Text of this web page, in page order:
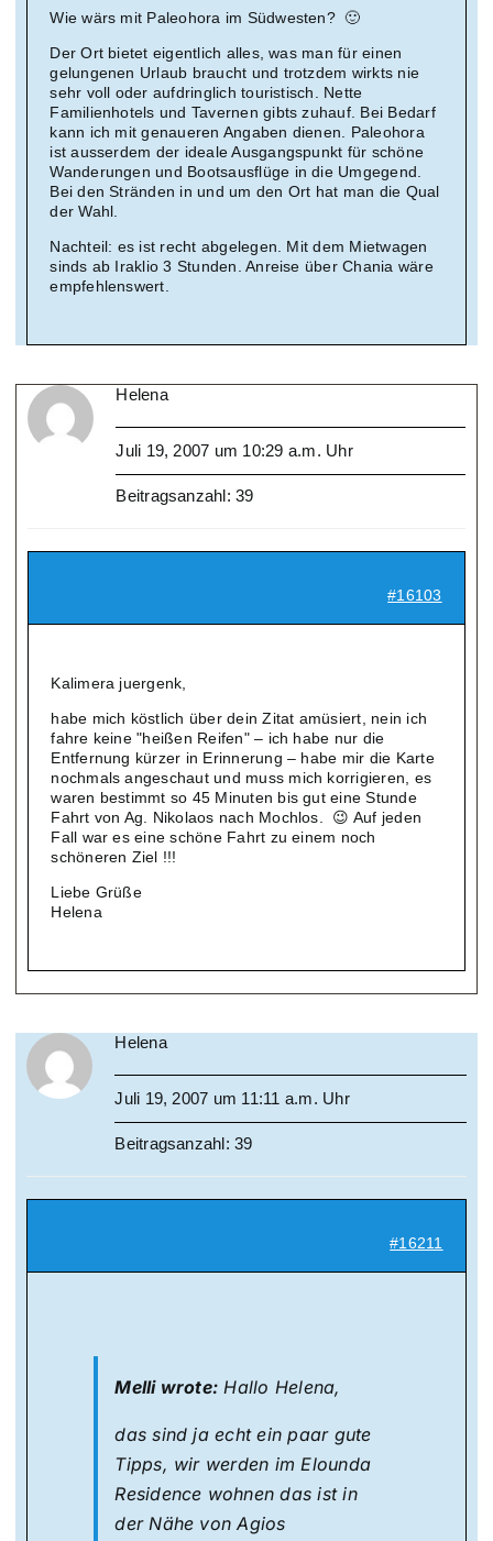
Wie wärs mit Paleohora im Südwesten? 🙂
Der Ort bietet eigentlich alles, was man für einen
gelungenen Urlaub braucht und trotzdem wirkts nie
sehr voll oder aufdringlich touristisch. Nette
Familienhotels und Tavernen gibts zuhauf. Bei Bedarf
kann ich mit genaueren Angaben dienen. Paleohora
ist ausserdem der ideale Ausgangspunkt für schöne
Wanderungen und Bootsausflüge in die Umgegend.
Bei den Stränden in und um den Ort hat man die Qual
der Wahl.
Nachteil: es ist recht abgelegen. Mit dem Mietwagen
sinds ab Iraklio 3 Stunden. Anreise über Chania wäre
empfehlenswert.
Helena
Juli 19, 2007 um 10:29 a.m. Uhr
Beitragsanzahl: 39
#16103
Kalimera juergenk,
habe mich köstlich über dein Zitat amüsiert, nein ich
fahre keine "heißen Reifen" – ich habe nur die
Entfernung kürzer in Erinnerung – habe mir die Karte
nochmals angeschaut und muss mich korrigieren, es
waren bestimmt so 45 Minuten bis gut eine Stunde
Fahrt von Ag. Nikolaos nach Mochlos. 😉 Auf jeden
Fall war es eine schöne Fahrt zu einem noch
schöneren Ziel !!!
Liebe Grüße
Helena
Helena
Juli 19, 2007 um 11:11 a.m. Uhr
Beitragsanzahl: 39
#16211
Melli wrote: Hallo Helena,
das sind ja echt ein paar gute
Tipps, wir werden im Elounda
Residence wohnen das ist in
der Nähe von Agios